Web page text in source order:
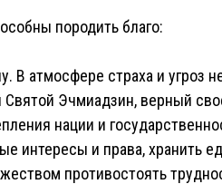
породить благо:
В атмосфере страха и угроз
Святой Эчмиадзин, верный
нации и
интересы и права, хранить
противостоять